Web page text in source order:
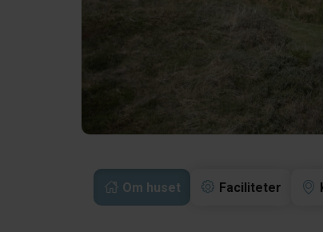
Om huset Faciliteter